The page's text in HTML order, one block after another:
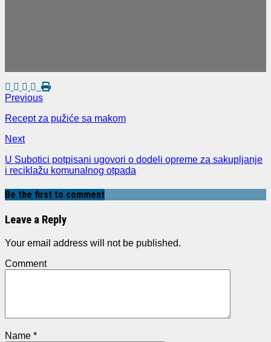
Previous
Recept za pužiće sa makom
Next
U Subotici potpisani ugovori o dodeli opreme za sakupljanje
i reciklažu komunalnog otpada
Be the first to comment
Leave a Reply
Your email address will not be published.
Comment
Name *